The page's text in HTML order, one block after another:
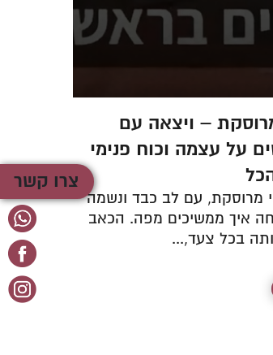
צרו קשר
– ויצאה עם
על עצמה וכוח פנימי
מרוסקת, עם לב כבד ונשמה
איך ממשיכים מפה. הכאב
בכל צעד,...
היא